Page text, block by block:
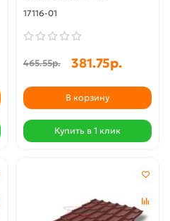
17116-01
465.55р. 381.75р.
В корзину
Купить в 1 клик